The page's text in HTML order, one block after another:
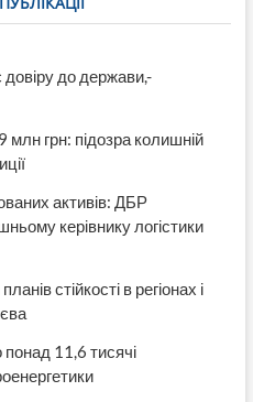
довіру до держави,-
млн грн: підозра колишній
активів: ДБР
керівнику логістики
стійкості в регіонах і
11,6 тисячі